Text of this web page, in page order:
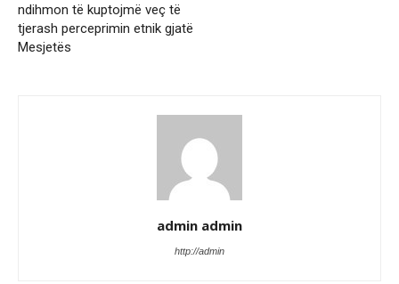
ndihmon të kuptojmë veç të
tjerash perceprimin etnik gjatë
Mesjetës
admin admin
http://admin